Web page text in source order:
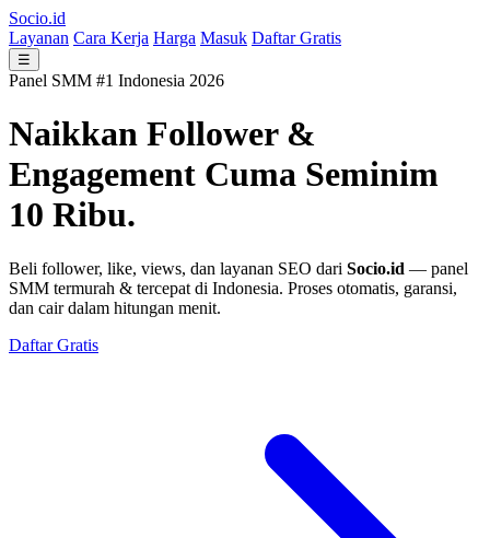
Socio.id
Layanan Cara Kerja Harga Masuk Daftar Gratis
☰
Panel SMM #1 Indonesia 2026
Naikkan Follower &
Engagement Cuma Seminim
10 Ribu.
Beli follower, like, views, dan layanan SEO dari Socio.id — panel
SMM termurah & tercepat di Indonesia. Proses otomatis, garansi,
dan cair dalam hitungan menit.
Daftar Gratis